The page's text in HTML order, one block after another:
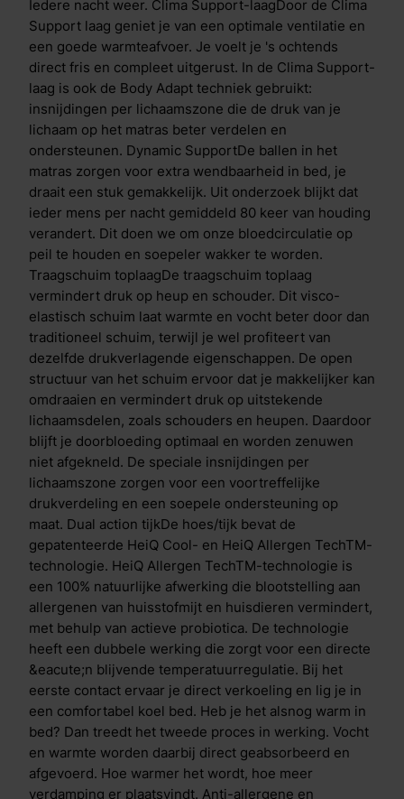
blijft je doorbloeding optimaal en worden zenuwen
niet afgekneld. De speciale insnijdingen per
lichaamszone zorgen voor een voortreffelijke
drukverdeling en een soepele ondersteuning op
maat. Dual action tijkDe hoes/tijk bevat de
gepatenteerde HeiQ Cool- en HeiQ Allergen TechTM-
technologie. HeiQ Allergen TechTM-technologie is
een 100% natuurlijke afwerking die blootstelling aan
allergenen van huisstofmijt en huisdieren vermindert,
met behulp van actieve probiotica. De technologie
heeft een dubbele werking die zorgt voor een directe
&eacute;n blijvende temperatuurregulatie. Bij het
eerste contact ervaar je direct verkoeling en lig je in
een comfortabel koel bed. Heb je het alsnog warm in
bed? Dan treedt het tweede proces in werking. Vocht
en warmte worden daarbij direct geabsorbeerd en
afgevoerd. Hoe warmer het wordt, hoe meer
verdamping er plaatsvindt. Anti-allergene en
temperatuur regulerende coating Uniek aan de Cool
Motion is de Aqua- en Copper Coating in de toplaag.
De&nbsp;Aqua Coating&nbsp;is een gepatenteerde
coating bovenop de traagschuim toplaag. Deze
coating heeft een krachtig verkoelend effect, dit voel
je direct wanneer je het matras aanraakt. De laag is
ademend en flexibel, waardoor je comfortabel slaapt.
Door het toevoegen van deze laag ben je verzekerd
van de juiste temperatuur gedurende de nacht.De
koperdeeltjes in de&nbsp;Copper
Coating&nbsp;zorgen voor actieve bescherming
tegen bacteri&euml;n. Wanneer bacteri&euml;n op
koper terechtkomen na bijvoorbeeld lichamelijk
contact, hoesten of niezen komen er koperionen vrij.
Deze ionen worden opgenomen in de bacteri&euml;n
waardoor ze worden vernietigd. Zo blijft het matras
dankzij deze gepatenteerde technologie altijd fris.
Verschil Cool Motion 7 & Cool Motion 8 De Cool
Motion 7 en Cool Motion 8 matrassen hebben
dezelfde opbouw, de matrassen verschillen enkel in
Iedere nacht weer. Clima Support-laagDoor de Clima
Support laag geniet je van een optimale ventilatie en
een goede warmteafvoer. Je voelt je 's ochtends
direct fris en compleet uitgerust. In de Clima Support-
laag is ook de Body Adapt techniek gebruikt:
insnijdingen per lichaamszone die de druk van je
lichaam op het matras beter verdelen en
ondersteunen. Dynamic SupportDe ballen in het
matras zorgen voor extra wendbaarheid in bed, je
draait een stuk gemakkelijk. Uit onderzoek blijkt dat
ieder mens per nacht gemiddeld 80 keer van houding
verandert. Dit doen we om onze bloedcirculatie op
peil te houden en soepeler wakker te worden.
Traagschuim toplaagDe traagschuim toplaag
vermindert druk op heup en schouder. Dit visco-
elastisch schuim laat warmte en vocht beter door dan
traditioneel schuim, terwijl je wel profiteert van
dezelfde drukverlagende eigenschappen. De open
structuur van het schuim ervoor dat je makkelijker kan
omdraaien en vermindert druk op uitstekende
lichaamsdelen, zoals schouders en heupen. Daardoor
blijft je doorbloeding optimaal en worden zenuwen
niet afgekneld. De speciale insnijdingen per
lichaamszone zorgen voor een voortreffelijke
drukverdeling en een soepele ondersteuning op
maat. Dual action tijkDe hoes/tijk bevat de
gepatenteerde HeiQ Cool- en HeiQ Allergen TechTM-
technologie. HeiQ Allergen TechTM-technologie is
een 100% natuurlijke afwerking die blootstelling aan
allergenen van huisstofmijt en huisdieren vermindert,
met behulp van actieve probiotica. De technologie
heeft een dubbele werking die zorgt voor een directe
&eacute;n blijvende temperatuurregulatie. Bij het
eerste contact ervaar je direct verkoeling en lig je in
een comfortabel koel bed. Heb je het alsnog warm in
bed? Dan treedt het tweede proces in werking. Vocht
en warmte worden daarbij direct geabsorbeerd en
afgevoerd. Hoe warmer het wordt, hoe meer
verdamping er plaatsvindt. Anti-allergene en